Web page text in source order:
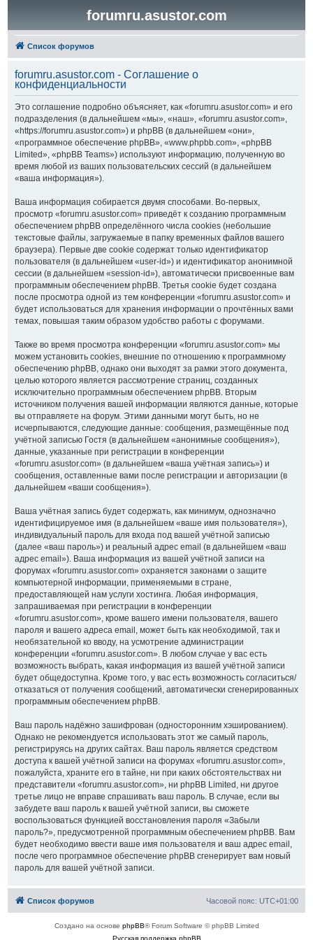
forumru.asustor.com
Список форумов
forumru.asustor.com - Соглашение о
конфиденциальности
Это соглашение подробно объясняет, как «forumru.asustor.com» и его
подразделения (в дальнейшем «мы», «наш», «forumru.asustor.com»,
«https://forumru.asustor.com») и phpBB (в дальнейшем «они»,
«программное обеспечение phpBB», «www.phpbb.com», «phpBB
Limited», «phpBB Teams») используют информацию, полученную во
время любой из ваших пользовательских сессий (в дальнейшем
«ваша информация»).
Ваша информация собирается двумя способами. Во-первых,
просмотр «forumru.asustor.com» приведёт к созданию программным
обеспечением phpBB определённого числа cookies (небольшие
текстовые файлы, загружаемые в папку временных файлов вашего
браузера). Первые две cookie содержат только идентификатор
пользователя (в дальнейшем «user-id») и идентификатор анонимной
сессии (в дальнейшем «session-id»), автоматически присвоенные вам
программным обеспечением phpBB. Третья cookie будет создана
после просмотра одной из тем конференции «forumru.asustor.com» и
будет использоваться для хранения информации о прочтённых вами
темах, повышая таким образом удобство работы с форумами.
Также во время просмотра конференции «forumru.asustor.com» мы
можем установить cookies, внешние по отношению к программному
обеспечению phpBB, однако они выходят за рамки этого документа,
целью которого является рассмотрение страниц, созданных
исключительно программным обеспечением phpBB. Вторым
источником получения вашей информации являются данные, которые
вы отправляете на форум. Этими данными могут быть, но не
исчерпываются, следующие данные: сообщения, размещённые под
учётной записью Гостя (в дальнейшем «анонимные сообщения»),
данные, указанные при регистрации в конференции
«forumru.asustor.com» (в дальнейшем «ваша учётная запись») и
сообщения, оставленные вами после регистрации и авторизации (в
дальнейшем «ваши сообщения»).
Ваша учётная запись будет содержать, как минимум, однозначно
идентифицируемое имя (в дальнейшем «ваше имя пользователя»),
индивидуальный пароль для входа под вашей учётной записью
(далее «ваш пароль») и реальный адрес email (в дальнейшем «ваш
адрес email»). Ваша информация из вашей учётной записи на
форумах «forumru.asustor.com» охраняется законами о защите
компьютерной информации, применяемыми в стране,
предоставляющей нам услуги хостинга. Любая информация,
запрашиваемая при регистрации в конференции
«forumru.asustor.com», кроме вашего имени пользователя, вашего
пароля и вашего адреса email, может быть как необходимой, так и
необязательной ко вводу, на усмотрение администрации
конференции «forumru.asustor.com». В любом случае у вас есть
возможность выбрать, какая информация из вашей учётной записи
будет общедоступна. Кроме того, у вас есть возможность согласиться/
отказаться от получения сообщений, автоматически сгенерированных
программным обеспечением phpBB.
Ваш пароль надёжно зашифрован (односторонним хэшированием).
Однако не рекомендуется использовать этот же самый пароль,
регистрируясь на других сайтах. Ваш пароль является средством
доступа к вашей учётной записи на форумах «forumru.asustor.com»,
пожалуйста, храните его в тайне, ни при каких обстоятельствах ни
представители «forumru.asustor.com», ни phpBB Limited, ни другое
третье лицо не вправе спрашивать ваш пароль. В случае, если вы
забудете ваш пароль к вашей учётной записи, вы сможете
воспользоваться функцией восстановления пароля «Забыли
пароль?», предусмотренной программным обеспечением phpBB. Вам
будет необходимо ввести ваше имя пользователя и ваш адрес email,
после чего программное обеспечение phpBB сгенерирует вам новый
пароль для вашей учётной записи.
Список форумов Часовой пояс: UTC+01:00
Создано на основе phpBB® Forum Software © phpBB Limited
Русская поддержка phpBB